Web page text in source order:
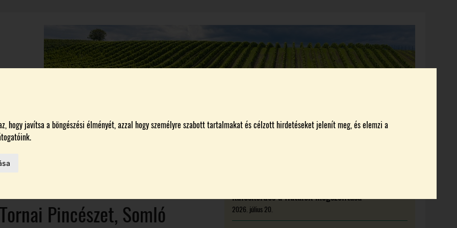
hogy javítsa a böngészési élményét, azzal hogy személyre szabott tartalmakat és célzott hirdetéseket jelenít meg, és elemzi a
BORTERMELŐK
Pincészet, Somló
kulcskérdés a fiatalok megszólítása
2026. július 20.